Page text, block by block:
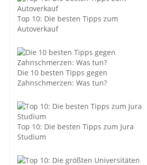
Top 10: Die besten Tipps zum
Autoverkauf
Die 10 besten Tipps gegen
Zahnschmerzen: Was tun?
Top 10: Die besten Tipps zum Jura
Studium